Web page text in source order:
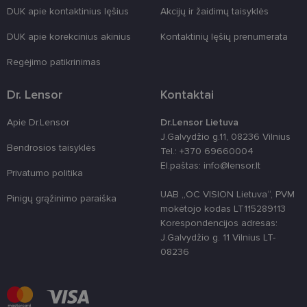
DUK apie kontaktinius lęšius
DUK apie korekcinius akinius
Regėjimo patikrinimas
Akcijų ir žaidimų taisyklės
Kontaktinių lęšių prenumerata
Dr. Lensor
Apie Dr.Lensor
Bendrosios taisyklės
Privatumo politika
Pinigų grąžinimo paraiška
Kontaktai
Dr.Lensor Lietuva
J.Galvydžio g.11, 08236 Vilnius
Tel.: +370 69660004
El.paštas: info@lensor.lt
UAB „OC VISION Lietuva“, PVM
mokėtojo kodas LT115289113
Korespondencijos adresas:
J.Galvydžio g. 11 Vilnius LT-
08236
country_ok
www.lensor.lt
1 metai
shipping_country
www.lensor.lt
1 metai
clientId
priskiriant
Patobulinant
ji yra
naudojama
vartotojo
pagerinti.